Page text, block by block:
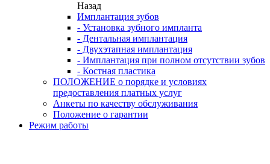
Назад
Имплантация зубов
- Установка зубного импланта
- Дентальная имплантация
- Двухэтапная имплантация
- Имплантация при полном отсутствии зубов
- Костная пластика
ПОЛОЖЕНИЕ о порядке и условиях
предоставления платных услуг
Анкеты по качеству обслуживания
Положение о гарантии
Режим работы